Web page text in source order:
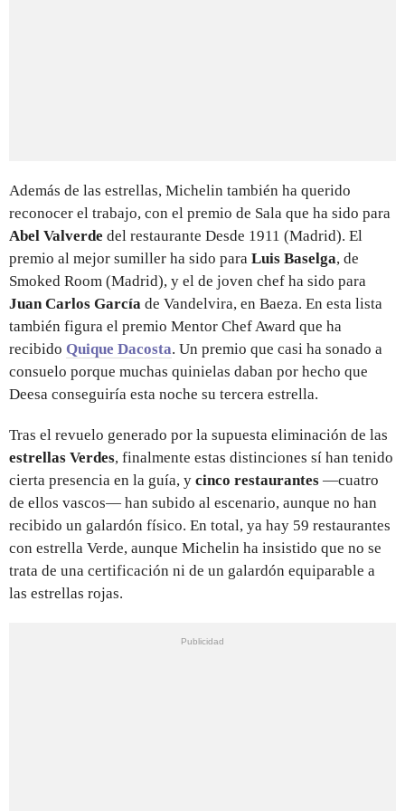
Además de las estrellas, Michelin también ha querido
reconocer el trabajo, con el premio de Sala que ha sido para
Abel Valverde del restaurante Desde 1911 (Madrid). El
premio al mejor sumiller ha sido para Luis Baselga, de
Smoked Room (Madrid), y el de joven chef ha sido para
Juan Carlos García de Vandelvira, en Baeza. En esta lista
también figura el premio Mentor Chef Award que ha
recibido Quique Dacosta. Un premio que casi ha sonado a
consuelo porque muchas quinielas daban por hecho que
Deesa conseguiría esta noche su tercera estrella.
Tras el revuelo generado por la supuesta eliminación de las
estrellas Verdes, finalmente estas distinciones sí han tenido
cierta presencia en la guía, y cinco restaurantes —cuatro
de ellos vascos— han subido al escenario, aunque no han
recibido un galardón físico. En total, ya hay 59 restaurantes
con estrella Verde, aunque Michelin ha insistido que no se
trata de una certificación ni de un galardón equiparable a
las estrellas rojas.